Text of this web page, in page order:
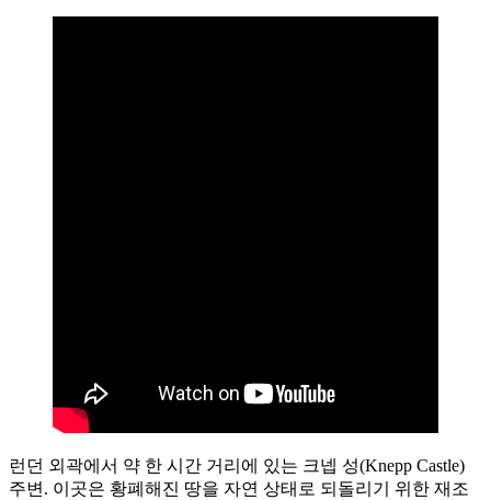
런던 외곽에서 약 한 시간 거리에 있는 크넵 성(Knepp Castle)
주변. 이곳은 황폐해진 땅을 자연 상태로 되돌리기 위한 재조